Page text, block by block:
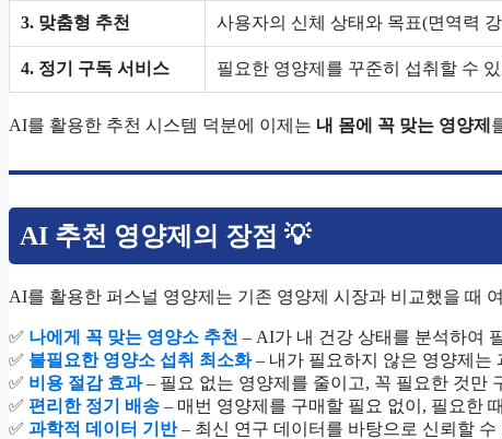
3. 맞춤형 추천 사용자의 신체 상태와 목표(면역력
4. 정기 구독 서비스 필요한 영양제를 꾸준히 섭취할 수
AI를 활용한 추천 시스템 덕분에 이제는 내 몸에 꼭 맞는 영양제
AI 추천 영양제의 장점 💡
AI를 활용한 퍼스널 영양제는 기존 영양제 시장과 비교했을 때
✅ 나에게 꼭 맞는 영양소 추천 – AI가 내 건강 상태를 분석하여
✅ 불필요한 영양소 섭취 최소화– 내가 필요하지 않은 영양제는
✅ 비용 절감 효과– 필요 없는 영양제를 줄이고, 꼭 필요한 것만
✅ 편리한 정기 배송 – 매번 영양제를 구매할 필요 없이, 필요한
✅ 과학적 데이터 기반– 최신 연구 데이터를 바탕으로 신뢰할